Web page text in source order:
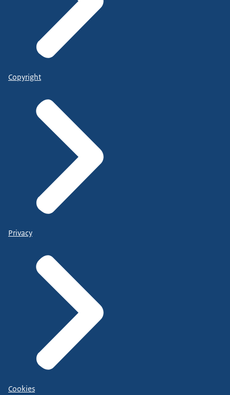
Copyright
Privacy
Cookies